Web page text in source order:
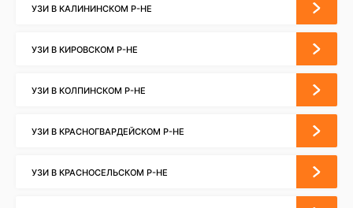
УЗИ В КАЛИНИНСКОМ Р-НЕ
УЗИ В КИРОВСКОМ Р-НЕ
УЗИ В КОЛПИНСКОМ Р-НЕ
УЗИ В КРАСНОГВАРДЕЙСКОМ Р-НЕ
УЗИ В КРАСНОСЕЛЬСКОМ Р-НЕ